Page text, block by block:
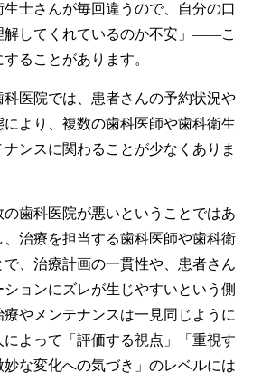
コロナウイルス感染症対策についてのお願い
士さんが毎回違うので、自分の口
解してくれているのか不安」——こ
することがあります。
科医院では、患者さんの予約状況や
より、複数の歯科医師や歯科衛生
ンスに関わることが少なくありま
の歯科医院が悪いということではあ
、治療を担当する歯科医師や歯科衛
、治療計画の一貫性や、患者さん
ョンにズレが生じやすいという側
やメンテナンスは一見同じように
によって「評価する視点」「重視す
妙な変化への気づき」のレベルには